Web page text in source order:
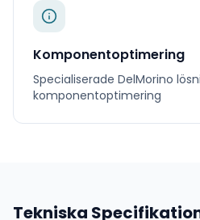
Komponentoptimering
Specialiserade DelMorino
komponentoptimering
Tekniska